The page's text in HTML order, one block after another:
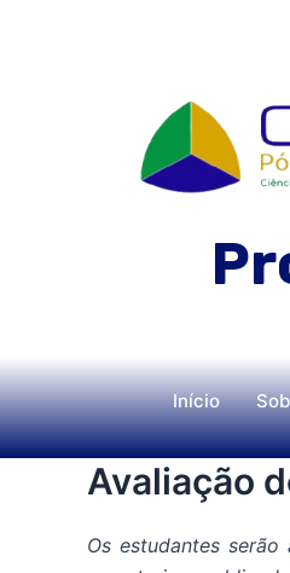
Início
Avaliação
Os estudantes